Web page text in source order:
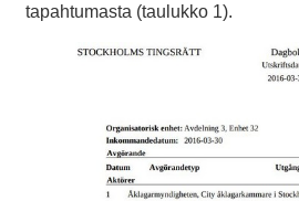
tapahtumasta (taulukko 1).